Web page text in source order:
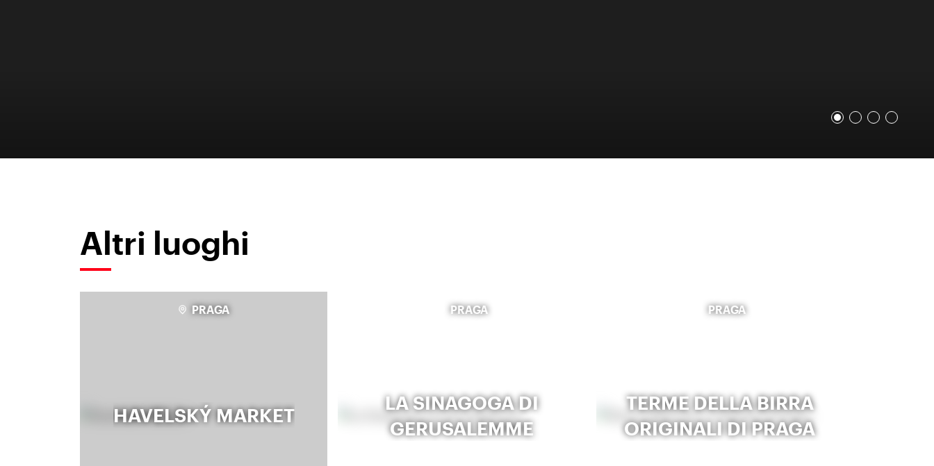
Altri luoghi
PRAGA
HAVELSKÝ MARKET
PRAGA
LA SINAGOGA DI
GERUSALEMME
PRAGA
TERME DELLA BIRRA
ORIGINALI DI PRAGA